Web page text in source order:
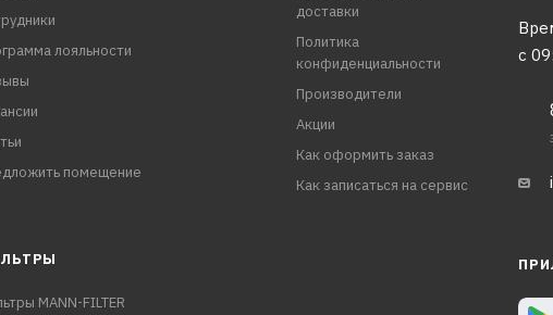
лояльности
помещение
доставки
Политика
конфиденциальности
Производители
Акции
Как оформить заказ
Как записаться на сервис
с
MANN-FILTER